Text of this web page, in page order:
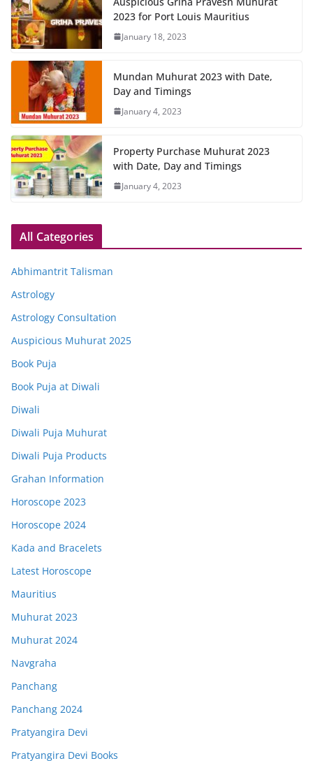
2023 for Port Louis Mauritius
January 18, 2023
Mundan Muhurat 2023 with Date,
Day and Timings
January 4, 2023
Property Purchase Muhurat 2023
with Date, Day and Timings
January 4, 2023
All Categories
Abhimantrit Talisman
Astrology
Astrology Consultation
Auspicious Muhurat 2025
Book Puja
Book Puja at Diwali
Diwali
Diwali Puja Muhurat
Diwali Puja Products
Grahan Information
Horoscope 2023
Horoscope 2024
Kada and Bracelets
Latest Horoscope
Mauritius
Muhurat 2023
Muhurat 2024
Navgraha
Panchang
Panchang 2024
Pratyangira Devi
Pratyangira Devi Books